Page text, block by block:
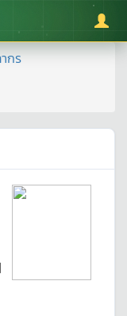
กร